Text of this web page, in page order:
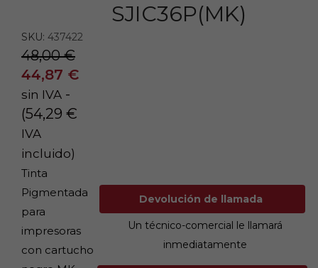
Marcaje
Servicios
+34 93 241 22 21
SJIC36P(MK)
SKU: 437422
48,00€
44,87 €
sin IVA -
(54,29 €
IVA
incluido)
Tinta
Pigmentada
para
impresoras
con cartucho
Devolución de llamada
Un técnico-comercial le llamará
inmediatamente